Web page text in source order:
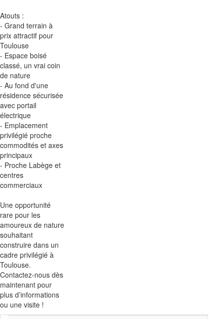
Atouts :
- Grand terrain à
prix attractif pour
Toulouse
- Espace boisé
classé, un vrai coin
de nature
- Au fond d'une
résidence sécurisée
avec portail
électrique
- Emplacement
privilégié proche
commodités et axes
principaux
- Proche Labège et
centres
commerciaux
Une opportunité
rare pour les
amoureux de nature
souhaitant
construire dans un
cadre privilégié à
Toulouse.
Contactez-nous dès
maintenant pour
plus d’informations
ou une visite !